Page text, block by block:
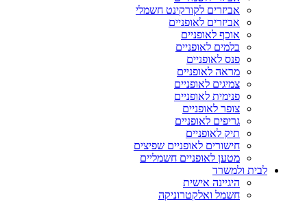
אביזרים לקורקינט חשמלי
אביזרים לאופניים
אוכף לאופניים
בלמים לאופניים
פנס לאופניים
מראה לאופניים
צמיגים לאופניים
פנימית לאופניים
צופר לאופניים
גריפים לאופניים
תיק לאופניים
חישורים לאופניים שפיצים
מטען לאופניים חשמליים
לבית ולמשרד
היגיינה אישית
חשמל ואלקטרוניקה